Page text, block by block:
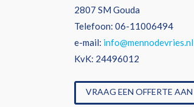
2807 SM Gouda
Telefoon: 06-11006494
e-mail: info@mennodevries.nl
KvK: 24496012
VRAAG EEN OFFERTE AAN